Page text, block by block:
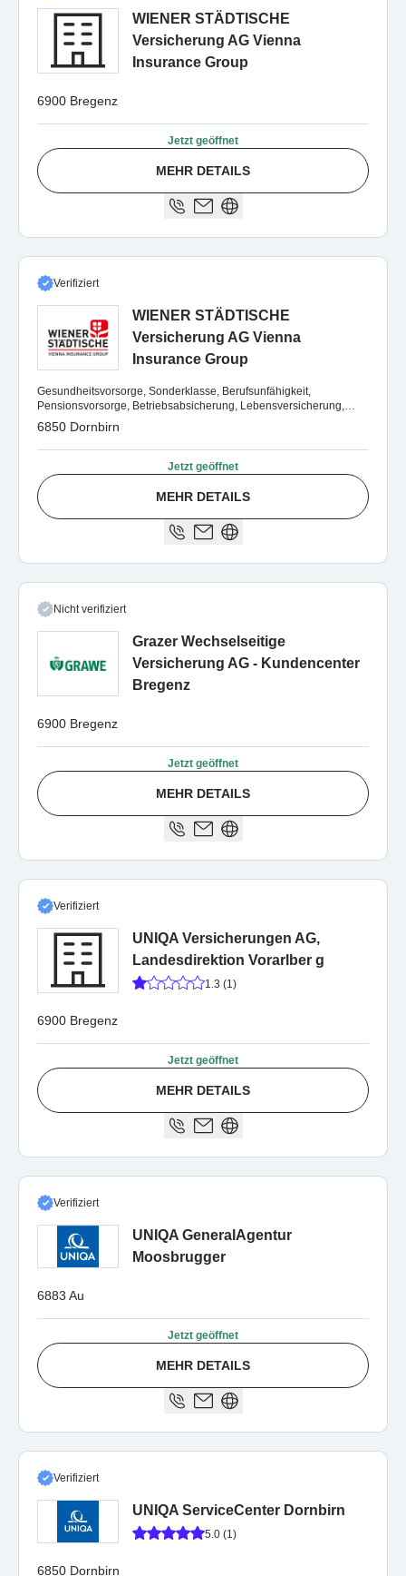
WIENER STÄDTISCHE
Versicherung AG Vienna
Insurance Group
6900 Bregenz
Jetzt geöffnet
MEHR DETAILS
Verifiziert
WIENER STÄDTISCHE
Versicherung AG Vienna
Insurance Group
Gesundheitsvorsorge, Sonderklasse, Berufsunfähigkeit,
Pensionsvorsorge, Betriebsabsicherung, Lebensversicherung,
Vorsorge, Risiko und Absichern
6850 Dornbirn
Jetzt geöffnet
MEHR DETAILS
Nicht verifiziert
Grazer Wechselseitige
Versicherung AG - Kundencenter
Bregenz
6900 Bregenz
Jetzt geöffnet
MEHR DETAILS
Verifiziert
UNIQA Versicherungen AG,
Landesdirektion Vorarlber g
1.3 (1)
6900 Bregenz
Jetzt geöffnet
MEHR DETAILS
Verifiziert
UNIQA GeneralAgentur
Moosbrugger
6883 Au
Jetzt geöffnet
MEHR DETAILS
Verifiziert
UNIQA ServiceCenter Dornbirn
5.0 (1)
6850 Dornbirn